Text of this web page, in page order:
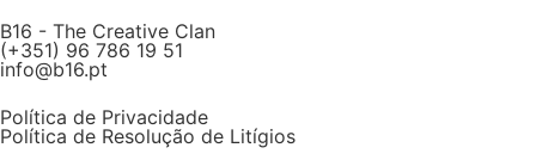
B16 - The Creative Clan
(+351) 96 786 19 51
info@b16.pt
Política de Privacidade
Política de Resolução de Litígios​